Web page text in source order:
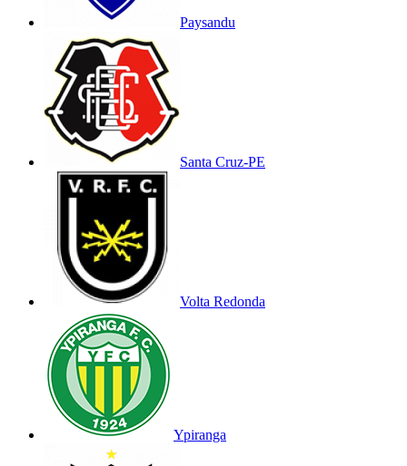
Paysandu
Santa Cruz-PE
Volta Redonda
Ypiranga